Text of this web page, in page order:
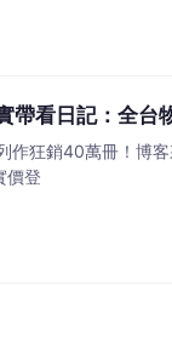
帶看日記：全台
作狂銷40萬冊！博
價登